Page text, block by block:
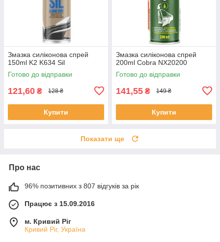
Змазка силіконова спрей
150ml K2 K634 Sil
Готово до відправки
121,60 ₴ 128 ₴
Купити
Змазка силіконова спрей
200ml Cobra NX20200
Готово до відправки
141,55 ₴ 149 ₴
Купити
Показати ще
Про нас
96% позитивних з 807 відгуків за рік
Працює з 15.09.2016
м. Кривий Ріг
Кривий Ріг, Україна